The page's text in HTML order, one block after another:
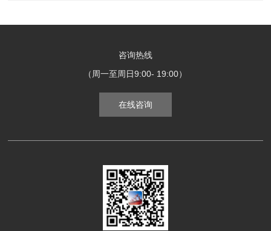
咨询热线
（周一至周日9:00- 19:00）
在线咨询